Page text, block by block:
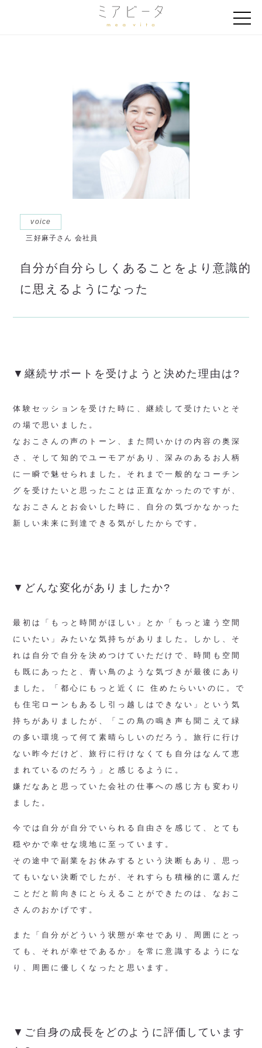
voice
三好麻子さん 会社員
自分が自分らしくあることをより意識的
に思えるようになった
▼継続サポートを受けようと決めた理由は?
体験セッションを受けた時に、継続して受けたいとそ
の場で思いました。
なおこさんの声のトーン、また問いかけの内容の奥深
さ、そして知的でユーモアがあり、深みのあるお人柄
に一瞬で魅せられました。それまで一般的なコーチン
グを受けたいと思ったことは正直なかったのですが、
なおこさんとお会いした時に、自分の気づかなかった
新しい未来に到達できる気がしたからです。
▼どんな変化がありましたか?
最初は「もっと時間がほしい」とか「もっと違う空間
にいたい」みたいな気持ちがありました。しかし、そ
れは自分で自分を決めつけていただけで、時間も空間
も既にあったと、青い鳥のような気づきが最後にあり
ました。「都心にもっと近くに 住めたらいいのに。で
も住宅ローンもあるし引っ越しはできない」という気
持ちがありましたが、「この鳥の鳴き声も聞こえて緑
の多い環境って何て素晴らしいのだろう。旅行に行け
ない昨今だけど、旅行に行けなくても自分はなんて恵
まれているのだろう」と感じるように。
嫌だなあと思っていた会社の仕事への感じ方も変わり
ました。
今では自分が自分でいられる自由さを感じて、とても
穏やかで幸せな境地に至っています。
その途中で副業をお休みするという決断もあり、思っ
てもいない決断でしたが、それすらも積極的に選んだ
ことだと前向きにとらえることができたのは、なおこ
さんのおかげです。
また「自分がどういう状態が幸せであり、周囲にとっ
ても、それが幸せであるか」を常に意識するようにな
り、周囲に優しくなったと思います。
▼ご自身の成長をどのように評価しています